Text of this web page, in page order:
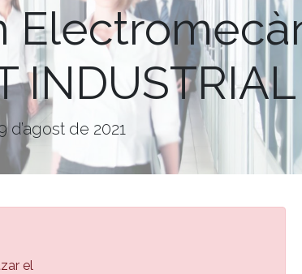
INDUSTRIAL
de 2021
el